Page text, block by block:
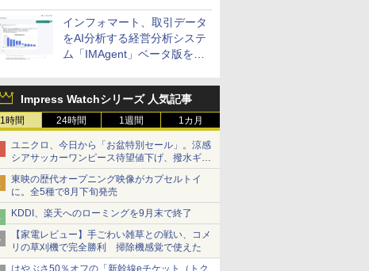
インフォマート、取引データ
をAI分析する経営分析システ
ム「IMAgent」ベータ版を提
Impress Watchシリーズ 人気記事
1時間 24時間 1週間 1カ月
ユニクロ、今日から「お盆特別セール」。涼感
シアサッカーワンピース待望値下げ、撥水ギア
ショーツは1990円に
東映の歴代オープニング映像がカプセルトイ
に。全5種で8月下旬発売
KDDI、楽天へのローミングを9月末で終了
【家電レビュー】手ごわい雑草との戦い、コメ
リの草刈機で完全勝利 掃除機感覚で使えた
はやぶさ50％オフの「新幹線eチケット（トク